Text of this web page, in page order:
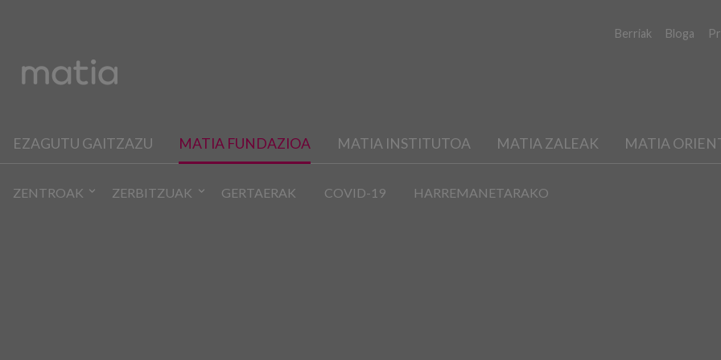
Berriak Bloga
EZAGUTU GAITZAZU MATIA FUNDAZIOA MATIA INSTITUTOA MATIA ZALEAK MATIA
ZENTROAK ZERBITZUAK GERTAERAK COVID-19 HARREMANETARAKO